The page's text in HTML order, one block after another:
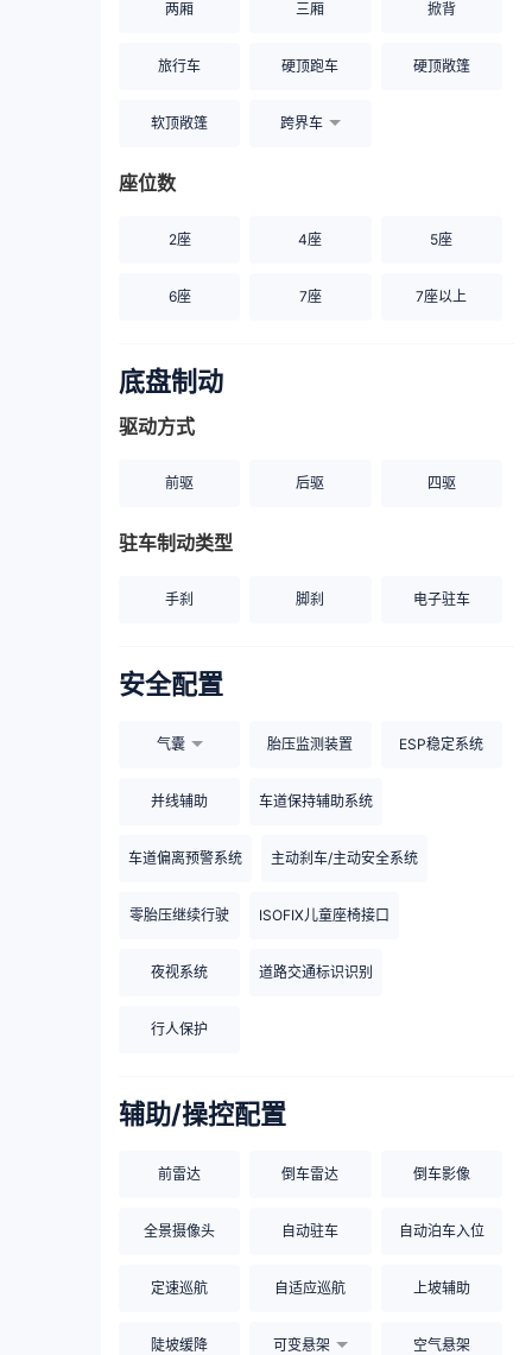
两厢 三厢 掀背
旅行车 硬顶跑车 硬顶敞篷
软顶敞篷 跨界车
座位数
2座 4座 5座
6座 7座 7座以上
底盘制动
驱动方式
前驱 后驱 四驱
驻车制动类型
手刹 脚刹 电子驻车
安全配置
气囊 胎压监测装置 ESP稳定系统
并线辅助 车道保持辅助系统
车道偏离预警系统 主动刹车/主动安全系统
零胎压继续行驶 ISOFIX儿童座椅接口
夜视系统 道路交通标识识别
行人保护
辅助/操控配置
前雷达 倒车雷达 倒车影像
全景摄像头 自动驻车 自动泊车入位
定速巡航 自适应巡航 上坡辅助
陡坡缓降 可变悬架 空气悬架